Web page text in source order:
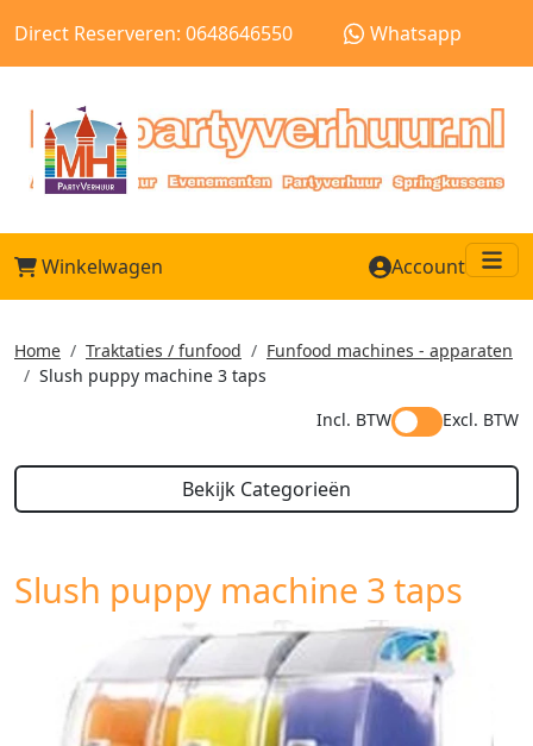
Direct Reserveren: 0648646550 Whatsapp
Winkelwagen Account
Home Traktaties / funfood
Funfood machines - apparaten
Slush puppy machine 3 taps
Incl. BTW
Excl. BTW
Bekijk Categorieën
Slush puppy machine 3 taps